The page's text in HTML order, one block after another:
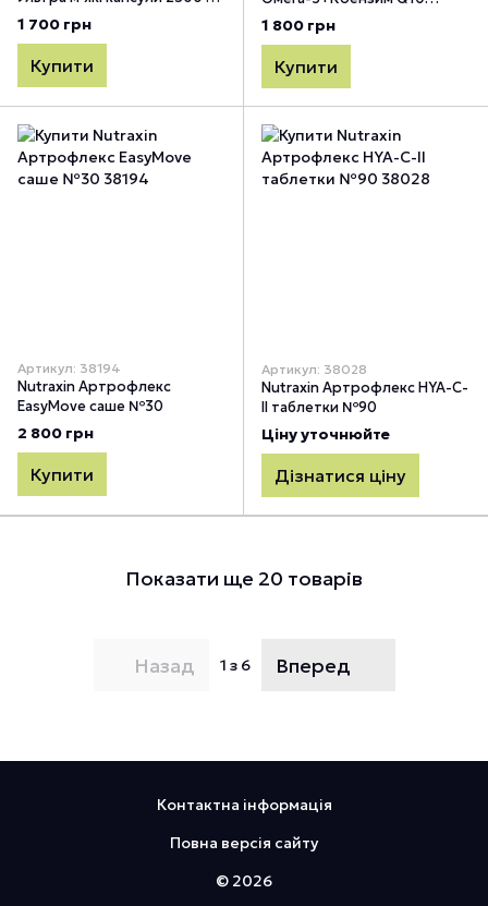
№30
1 700 грн
Купити
капсули №60
1 800 грн
Купити
Артикул: 38194
Nutraxin Артрофлекс
EasyMove саше №30
2 800 грн
Купити
Артикул: 38028
Nutraxin Артрофлекс HYA-C-
II таблетки №90
Ціну уточнюйте
Дізнатися ціну
Показати ще 20 товарів
Назад 1 з 6 Вперед
Контактна інформація
Повна версія сайту
© 2026